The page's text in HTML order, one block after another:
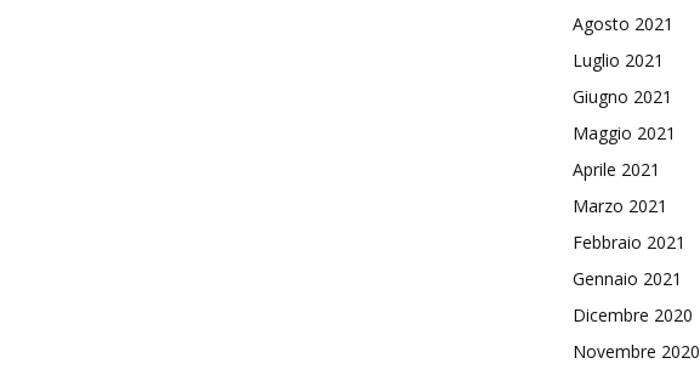
Agosto 2021
Luglio 2021
Giugno 2021
Maggio 2021
Aprile 2021
Marzo 2021
Febbraio 2021
Gennaio 2021
Dicembre 2020
Novembre 2020